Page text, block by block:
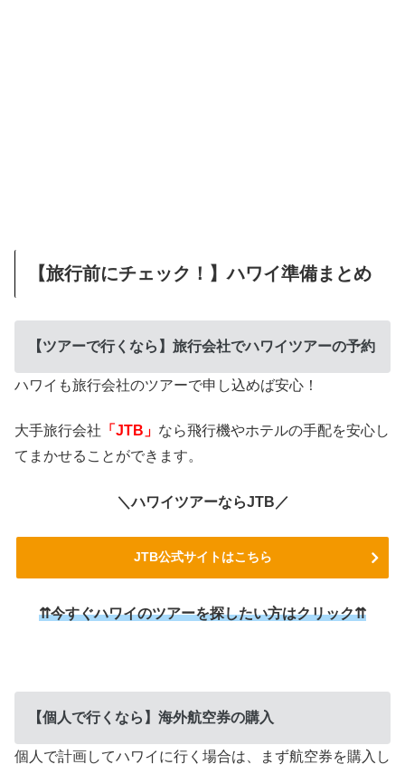
【旅行前にチェック！】ハワイ準備まとめ
【ツアーで行くなら】旅行会社でハワイツアーの予約
ハワイも旅行会社のツアーで申し込めば安心！
大手旅行会社 「JTB」 なら飛行機やホテルの手配を安心し
てまかせることができます。
＼ハワイツアーならJTB／
JTB公式サイトはこちら
⇈今すぐハワイのツアーを探したい方はクリック⇈
【個人で行くなら】海外航空券の購入
個人で計画してハワイに行く場合は、まず航空券を購入し